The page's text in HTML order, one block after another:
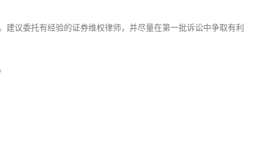
议委托有经验的证券维权律师，并尽量在第一批诉讼中争取有利